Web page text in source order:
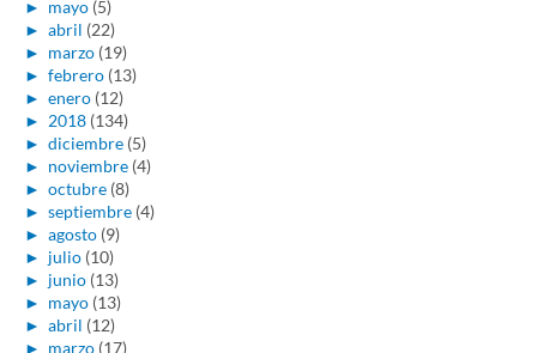
► mayo (5)
► abril (22)
► marzo (19)
► febrero (13)
► enero (12)
► 2018 (134)
► diciembre (5)
► noviembre (4)
► octubre (8)
► septiembre (4)
► agosto (9)
► julio (10)
► junio (13)
► mayo (13)
► abril (12)
► marzo (17)